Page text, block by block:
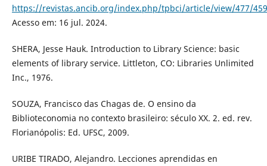
https://revistas.ancib.org/index.php/tpbci/article/view/477/459
Acesso em: 16 jul. 2024.
SHERA, Jesse Hauk. Introduction to Library Science: basic
elements of library service. Littleton, CO: Libraries Unlimited
Inc., 1976.
SOUZA, Francisco das Chagas de. O ensino da
Biblioteconomia no contexto brasileiro: século XX. 2. ed. rev.
Florianópolis: Ed. UFSC, 2009.
URIBE TIRADO, Alejandro. Lecciones aprendidas en